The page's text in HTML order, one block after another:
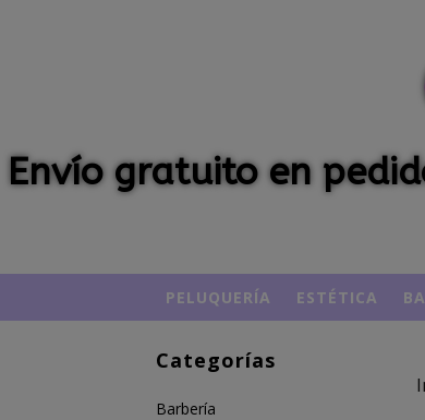
Envío gratuito en
PELUQUERÍA ESTÉTICA
Categorías
Barbería